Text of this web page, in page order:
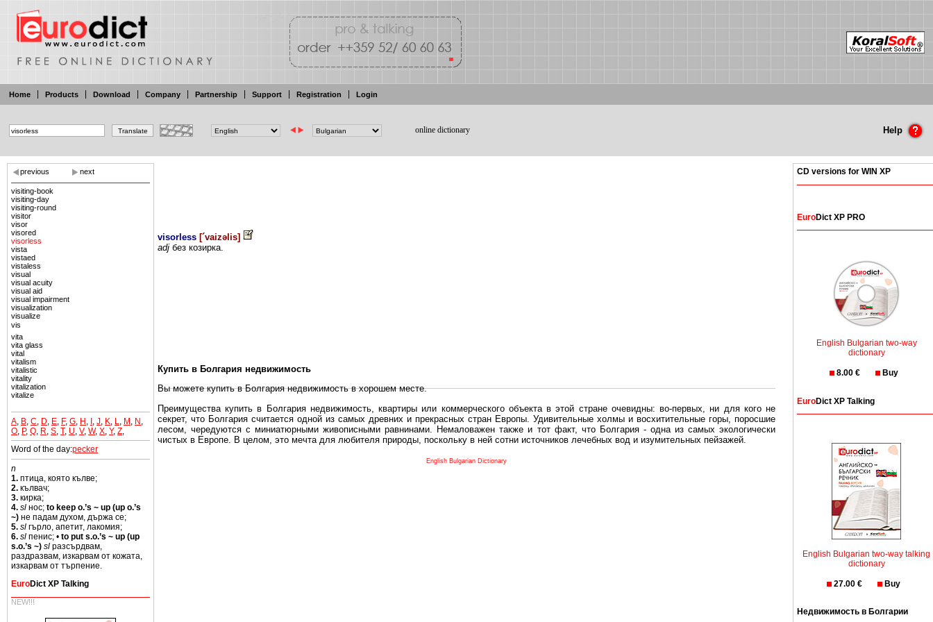
Home Products Download Company Partnership Support Registration Login
online dictionary Help
previous next
visiting-book
visiting-day
visiting-round
visitor
visor
visored
visorless
vista
vistaed
vistaless
visual
visual acuity
visual aid
visual impairment
visualization
visualize
vis
vita
vita glass
vital
vitalism
vitalistic
vitality
vitalization
vitalize
A B C D E F, G H I J K L M N
O P, Q R S T, U V, W, X Y, Z
Word of the day:pecker
n
1. птица, която кълве;
2. кълвач;
3. кирка;
4. sl нос; to keep o.’s ~ up (up o.’s
~) не падам духом, държа се;
5. sl гърло, апетит, лакомия;
6. sl пенис; • to put s.o.’s ~ up (up
s.o.’s ~) sl разсърдвам,
раздразвам, изкарвам от кожата,
изкарвам от търпение.
EuroDict XP Talking
NEW!!!
visorless [´vaizəlis]
adj без козирка.
Купить в Болгария недвижимость
Вы можете купить в Болгария недвижимость в хорошем месте.
Преимущества купить в Болгария недвижимость, квартиры или коммерческого объекта в этой стране очевидны: во-первых, ни для кого не
секрет, что Болгария считается одной из самых древних и прекрасных стран Европы. Удивительные холмы и восхитительные горы, поросшие
лесом, чередуются с миниатюрными живописными равнинами. Немаловажен также и тот факт, что Болгария - одна из самых экологически
чистых в Европе. В целом, это мечта для любителя природы, поскольку в ней сотни источников лечебных вод и изумительных пейзажей.
Еще одно существенное преимущество в плане купить в Болгария недвижимость заключено в том, что Болгария безопасная страна - в ней
English Bulgarian Dictionary
CD versions for WIN XP
EuroDict XP PRO
English Bulgarian two-way
dictionary
8.00 € Buy
EuroDict XP Talking
English Bulgarian two-way talking
dictionary
27.00 € Buy
Недвижимость в Болгарии